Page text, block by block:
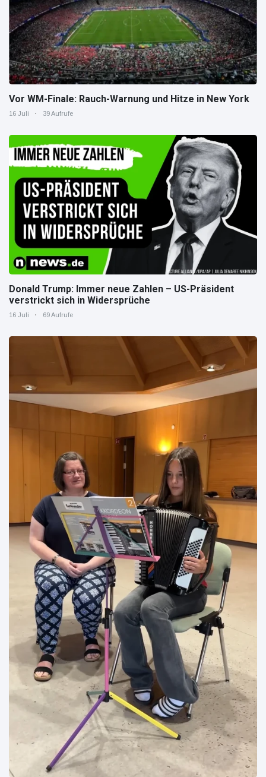
Vor WM-Finale: Rauch-Warnung und Hitze in New York
16 Juli 39 Aufrufe
Donald Trump: Immer neue Zahlen – US-Präsident
verstrickt sich in Widersprüche
16 Juli 69 Aufrufe